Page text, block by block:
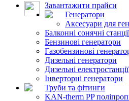
Завантажити прайси
Генератори
Аксесуари для
Балконні сонячні
Бензинові генератори
Газобензинові
Дизельні генератори
Дизельні електростанції
Інверторні генератори
Труби та фітинги
KAN-therm PP